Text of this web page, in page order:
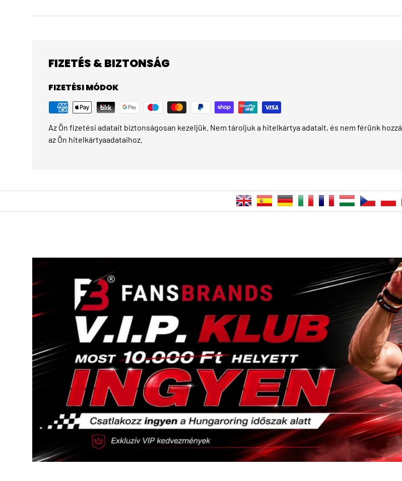
FIZETÉS & BIZTONSÁG
FIZETÉSI MÓDOK
Az Ön fizetési adatait biztonságosan kezeljük. Nem tároljuk a hitelkártya adatait, és nem férünk hozzá
az Ön hitelkártyaadataihoz.